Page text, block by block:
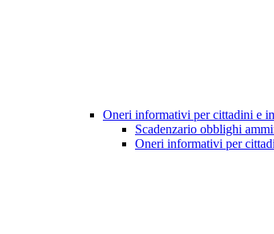
Oneri informativi per cittadini e
Scadenzario obblighi
Oneri informativi per